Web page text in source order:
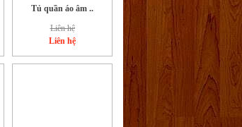
Tủ quần áo âm ..
Liên hệ
Liên hệ